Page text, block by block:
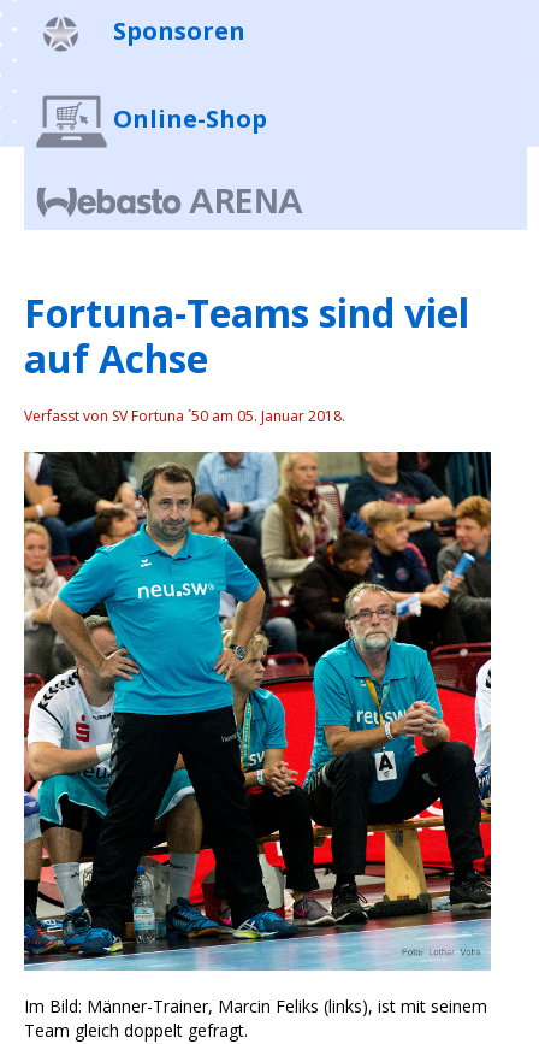
Sponsoren
Online-Shop
Fortuna-Teams sind viel
auf Achse
Verfasst von SV Fortuna ´50 am 05. Januar 2018.
Im Bild: Männer-Trainer, Marcin Feliks (links), ist mit seinem
Team gleich doppelt gefragt.